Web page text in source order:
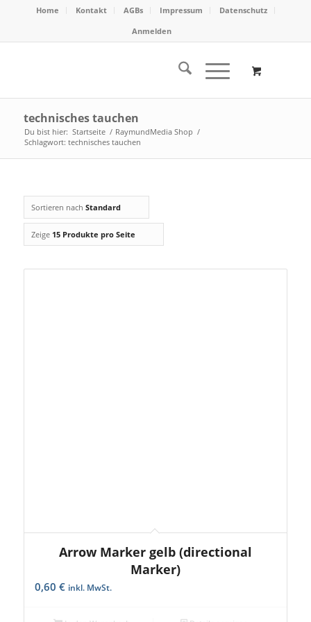
Home Kontakt AGBs Impressum
Datenschutz
Anmelden
technisches tauchen
Du bist hier: Startseite / RaymundMedia Shop /
Schlagwort: technisches tauchen
Sortieren nach Standard
Zeige 15 Produkte pro Seite
Arrow Marker gelb (directional
Marker)
0,60 € inkl. MwSt.